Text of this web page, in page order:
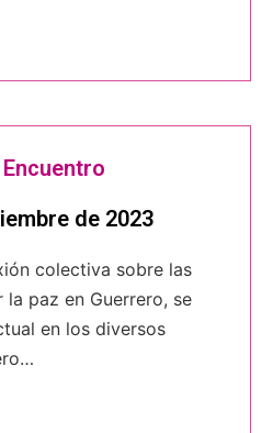
de 2023
colectiva sobre las
paz en Guerrero, se
en los diversos